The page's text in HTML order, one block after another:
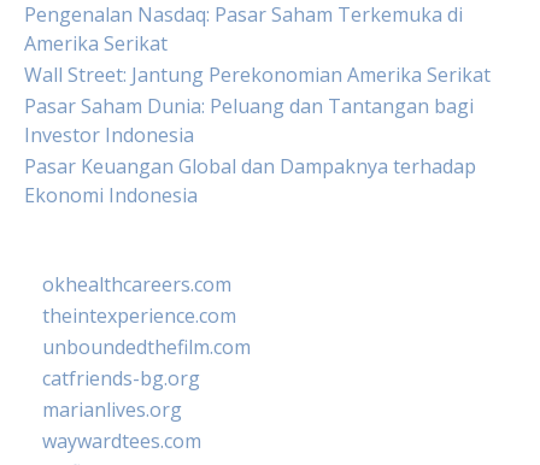
Pengenalan Nasdaq: Pasar Saham Terkemuka di
Amerika Serikat
Wall Street: Jantung Perekonomian Amerika Serikat
Pasar Saham Dunia: Peluang dan Tantangan bagi
Investor Indonesia
Pasar Keuangan Global dan Dampaknya terhadap
Ekonomi Indonesia
okhealthcareers.com
theintexperience.com
unboundedthefilm.com
catfriends-bg.org
marianlives.org
waywardtees.com